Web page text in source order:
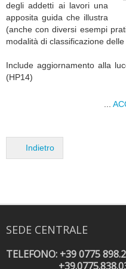
degli addetti ai lavori una
apposita guida che illustra
(anche con diversi esempi
modalità di classificazione
Include aggiornamento alla
(HP14)
...
Indietro
SEDE CENTRALE
TELEFONO: +39 0775